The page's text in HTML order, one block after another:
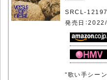
SRCL-
発売日：
“歌い手シー